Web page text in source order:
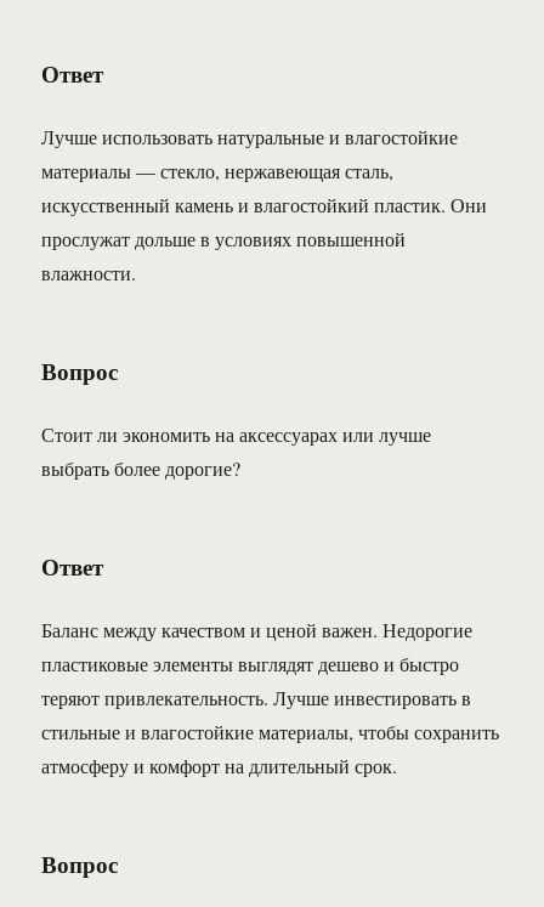
Ответ
Лучше использовать натуральные и влагостойкие
материалы — стекло, нержавеющая сталь,
искусственный камень и влагостойкий пластик. Они
прослужат дольше в условиях повышенной
влажности.
Вопрос
Стоит ли экономить на аксессуарах или лучше
выбрать более дорогие?
Ответ
Баланс между качеством и ценой важен. Недорогие
пластиковые элементы выглядят дешево и быстро
теряют привлекательность. Лучше инвестировать в
стильные и влагостойкие материалы, чтобы сохранить
атмосферу и комфорт на длительный срок.
Вопрос